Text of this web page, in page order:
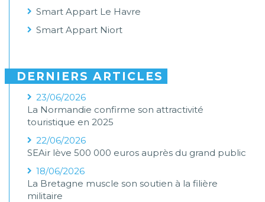
Smart Appart Le Havre
Smart Appart Niort
DERNIERS ARTICLES
23/06/2026
La Normandie confirme son attractivité
touristique en 2025
22/06/2026
SEAir lève 500 000 euros auprès du grand public
18/06/2026
La Bretagne muscle son soutien à la filière
militaire